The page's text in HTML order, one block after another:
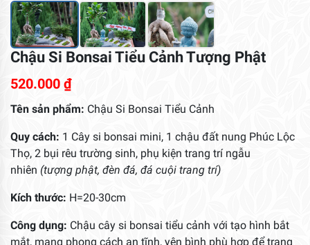
Chậu Si Bonsai Tiểu Cảnh Tượng Phật
520.000 ₫
Tên sản phẩm: Chậu Si Bonsai Tiểu Cảnh
Quy cách: 1 Cây si bonsai mini, 1 chậu đất nung Phúc Lộc
Thọ, 2 bụi rêu trường sinh, phụ kiện trang trí ngẫu
nhiên (tượng phật, đèn đá, đá cuội trang trí)
Kích thước: H=20-30cm
Công dụng: Chậu cây si bonsai tiểu cảnh với tạo hình bắt
mắt, mang phong cách an tĩnh, yên bình phù hợp để trang